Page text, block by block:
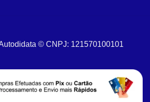
© CNPJ: 121570100101